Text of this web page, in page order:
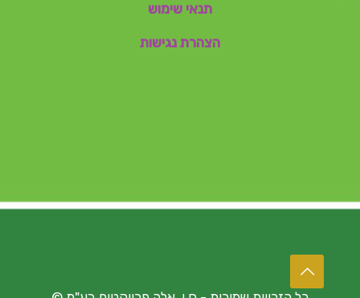
תנאי שימוש
הצהרת נגישות